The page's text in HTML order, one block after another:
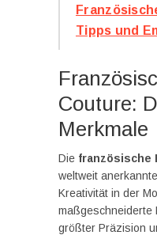
Tipps und
Couture:
Merkmale
Die französische
weltweit
Kreativität in der
maßgeschneiderte
größter Präzision